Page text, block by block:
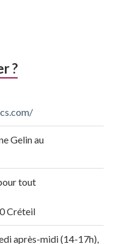
?
Gelin au
tout
Créteil
après-midi (14-17h),